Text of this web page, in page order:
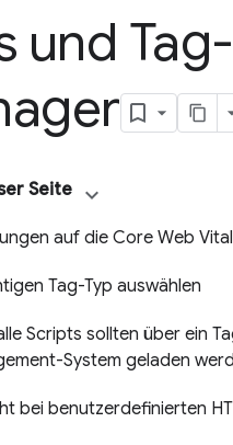
und Tag-
Seite
auf die Core Web
Tag-Typ auswählen
Scripts sollten über ein
System geladen
bei benutzerdefinierten